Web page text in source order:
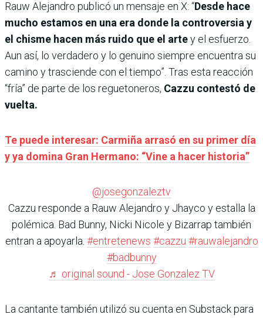
Rauw Alejandro publicó un mensaje en X: “Desde hace
mucho estamos en una era donde la controversia y
el chisme hacen más ruido que el artey el esfuerzo.
Aun así, lo verdadero y lo genuino siempre encuentra su
camino y trasciende con el tiempo”. Tras esta reacción
“fría” de parte de los reguetoneros, Cazzu contestó de
vuelta.
Te puede interesar: Carmiña arrasó en su primer día
y ya domina Gran Hermano: “Vine a hacer historia”
@josegonzaleztv
Cazzu responde a Rauw Alejandro y Jhayco y estalla la
polémica. Bad Bunny, Nicki Nicole y Bizarrap también
entran a apoyarla. #entretenews #cazzu #rauwalejandro
#badbunny
♬ original sound - Jose Gonzalez TV
La cantante también utilizó su cuenta en Substack para